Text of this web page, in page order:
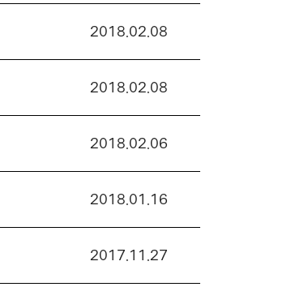
2018.02.08
2018.02.08
2018.02.06
2018.01.16
2017.11.27